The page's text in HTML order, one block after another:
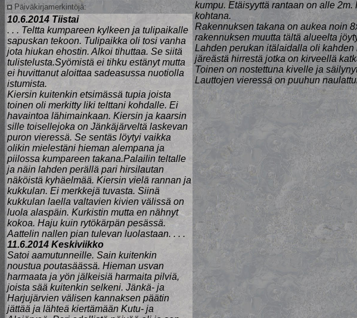
kumpu. Etäisyyttä rantaan on alle
kohtana.
Rakennuksen takana on aukea noin
rakennuksen muutta tältä alueelta
Lahden perukan itälaidalla oli
järeästä hirrestä jotka on kirveellä
Toinen on nostettuna kivelle ja
Lauttojen vieressä on puuhun
Päiväkirjamerkintöjä:
10.6.2014 Tiistai
. . . Teltta kumpareen kylkeen ja tulipaikalle
sapuskan tekoon. Tulipaikka oli tosi vanha
jota hiukan ehostin. Alkoi tihuttaa. Se siitä
tulistelusta.Syömistä ei tihku estänyt mutta
ei huvittanut aloittaa sadeasussa nuotiolla
istumista.
Kiersin kuitenkin etsimässä tupia joista
toinen oli merkitty liki telttani kohdalle. Ei
havaintoa lähimainkaan. Kiersin ja kaarsin
sille toisellejoka on Jänkäjärveltä laskevan
puron vieressä. Se sentäs löytyi vaikka
olikin mielestäni hieman alempana ja
piilossa kumpareen takana.Palailin teltalle
ja näin lahden perällä pari hirsilautan
näköistä kyhäelmää. Kiersin vielä rannan ja
kukkulan. Ei merkkejä tuvasta. Siinä
kukkulan laella valtavien kivien välissä on
luola alaspäin. Kurkistin mutta en nähnyt
kokoa. Haju kuin rytökärpän pesässä.
Aattelin nallen pian tulevan luolastaan. . . .
11.6.2014 Keskiviikko
Satoi aamutunneille. Sain kuitenkin
noustua poutasäässä. Hieman usvan
harmaata ja yön jälkeisiä harmaita pilviä,
joista sää kuitenkin selkeni. Jänkä- ja
Harjujärvien välisen kannaksen päätin
jättää ja lähteä kiertämään Kutu- ja